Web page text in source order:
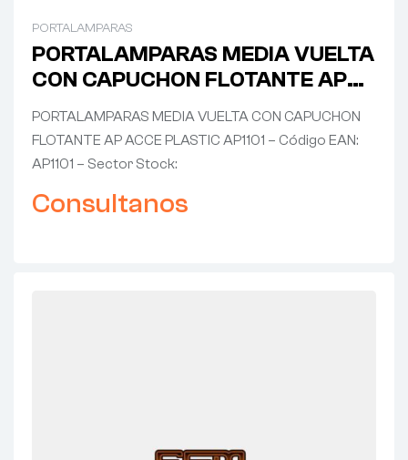
PORTALAMPARAS
PORTALAMPARAS MEDIA VUELTA
CON CAPUCHON FLOTANTE AP
ACCE PLASTIC AP1101
PORTALAMPARAS MEDIA VUELTA CON CAPUCHON
FLOTANTE AP ACCE PLASTIC AP1101 – Código EAN:
AP1101 – Sector Stock:
Consultanos